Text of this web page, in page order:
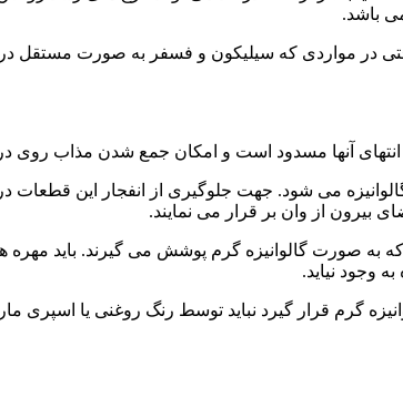
در مواردی که سیلیکون و فسفر به صورت مستقل در
انتهای آنها مسدود است و امکان جمع شدن مذاب روی
می شود. جهت جلوگیری از انفجار این
بیرون از وان بر قرار می نمایند.
به صورت گالوانیزه گرم پوشش می گیرند. باید مهره
وجود نیاید.
گرم قرار گیرد نباید توسط رنگ روغنی یا